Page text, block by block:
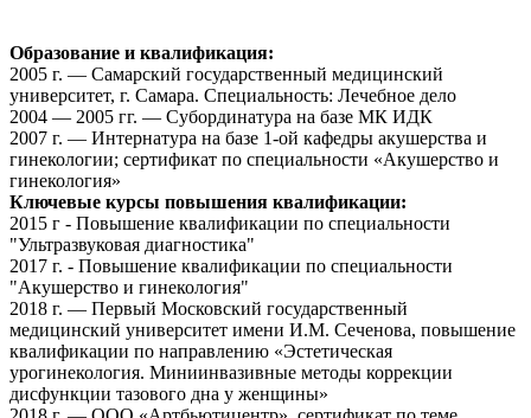
Образование и квалификация:
2005 г. — Самарский государственный медицинский
университет, г. Самара. Специальность: Лечебное дело
2004 — 2005 гг. — Субординатура на базе МК ИДК
2007 г. — Интернатура на базе 1-ой кафедры акушерства и
гинекологии; сертификат по специальности «Акушерство и
гинекология»
Ключевые курсы повышения квалификации:
2015 г - Повышение квалификации по специальности
"Ультразвуковая диагностика"
2017 г. - Повышение квалификации по специальности
"Акушерство и гинекология"
2018 г. — Первый Московский государственный
медицинский университет имени И.М. Сеченова, повышение
квалификации по направлению «Эстетическая
урогинекология. Миниинвазивные методы коррекции
дисфункции тазового дна у женщины»